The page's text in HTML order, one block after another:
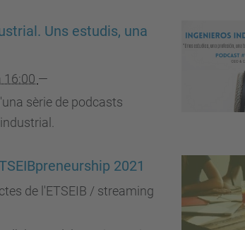
Uns estudis, una
—
sèrie de podcasts
2021
de l'ETSEIB / streaming